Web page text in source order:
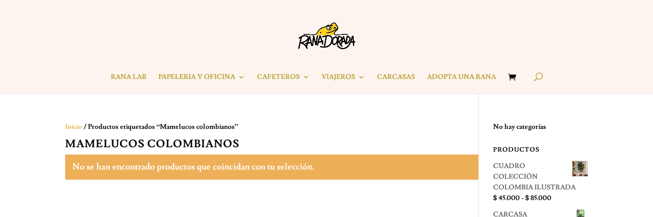
RANA LAB PAPELERIA Y OFICINA CAFETEROS VIAJEROS CARCASAS ADOPTA UNA RANA
Inicio/ Productos etiquetados “Mamelucos colombianos”
MAMELUCOS COLOMBIANOS
No se han encontrado productos que coincidan con tu selección.
No hay categorías
PRODUCTOS
CUADRO
COLECCIÓN
COLOMBIA ILUSTRADA
$45.000-$85.000Rango
CARCASA